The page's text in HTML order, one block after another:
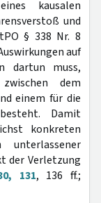
kausalen
und
§ 338 Nr. 8
auf
dartun muss,
dem
einem für die
Damit
konkreten
der Verletzung
131, 136 ff.;